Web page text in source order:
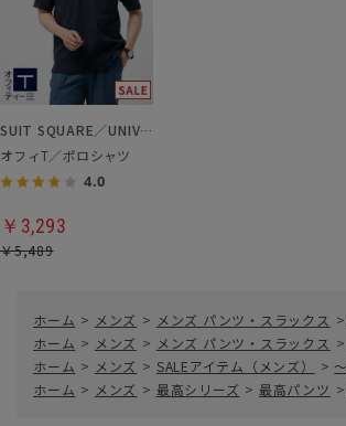
SUIT SQUARE／UNIVERSAL LANGUAGE
オフィT／ポロシャツ
4.0
￥3,293
￥5,489
ホーム > メンズ > メンズ パンツ・スラックス >
ホーム > メンズ > メンズ パンツ・スラックス >
ホーム > メンズ > SALEアイテム（メンズ） >
ホーム > メンズ > 最高シリーズ > 最高パンツ >